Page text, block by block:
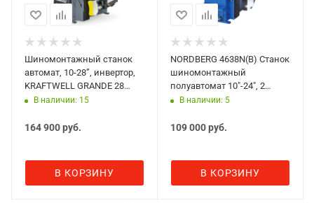
Шиномонтажный станок
автомат, 10-28”, инвертор,
KRAFTWELL GRANDE 28
(220V)
В наличии: 15
164 900руб.
В КОРЗИНУ
NORDBERG 4638N(B) Станок
шиномонтажный
полуавтомат 10"-24", 2
скорости, 380V, синий
В наличии: 5
109 000руб.
В КОРЗИНУ